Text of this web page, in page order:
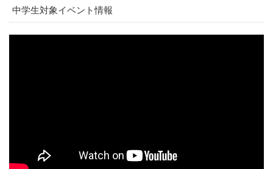
中学生対象イベント情報